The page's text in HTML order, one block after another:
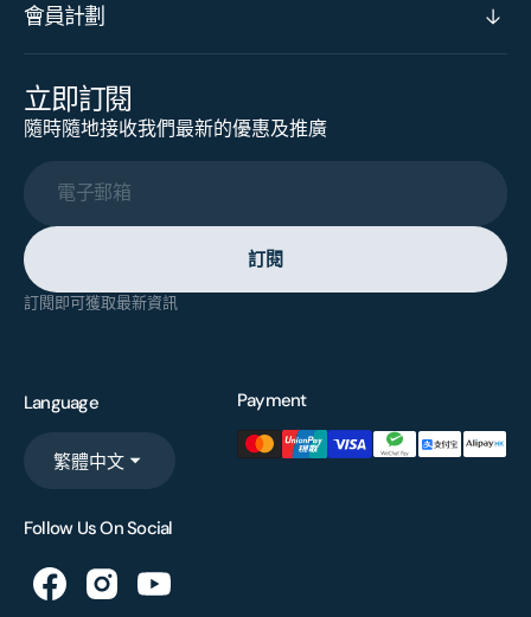
會員計劃
立即訂閱
隨時隨地接收我們最新的優惠及推廣
電子郵箱
訂閱
訂閱即可獲取最新資訊
Language
繁體中文
Payment
Follow Us On Social